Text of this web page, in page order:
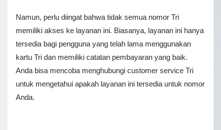
Namun, perlu diingat bahwa tidak semua nomor Tri
memiliki akses ke layanan ini. Biasanya, layanan ini hanya
tersedia bagi pengguna yang telah lama menggunakan
kartu Tri dan memiliki catatan pembayaran yang baik.
Anda bisa mencoba menghubungi customer service Tri
untuk mengetahui apakah layanan ini tersedia untuk nomor
Anda.